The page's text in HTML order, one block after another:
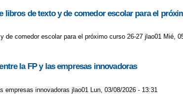
de texto y de comedor escolar para el
comedor escolar para el próximo curso 26-27 jlao01 Mié,
la FP y las empresas innovadoras
empresas innovadoras jlao01 Lun, 03/08/2026 - 13:31